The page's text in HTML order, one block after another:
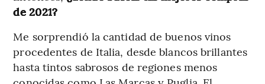
de 2021?
Me sorprendió la cantidad de buenos vinos
procedentes de Italia, desde blancos brillantes
hasta tintos sabrosos de regiones menos